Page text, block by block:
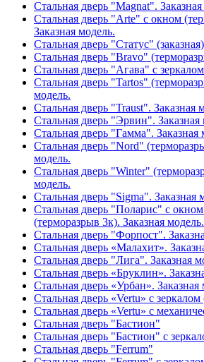
Стальная дверь "Magnat".
Стальная дверь "Arte" с окном
Заказная модель.
Стальная дверь "Статус" (заказная)
Стальная дверь "Bravo"
Стальная дверь "Агава" с
Стальная дверь "Tartos"
модель.
Стальная дверь "Traust". Заказная
Стальная дверь "Эрвин". Заказная
Стальная дверь "Гамма". Заказная
Стальная дверь "Nord"
модель.
Стальная дверь "Winter"
модель.
Стальная дверь "Sigma". Заказная
Стальная дверь "Поларис" с окном
(терморазрыв 3к). Заказная модель.
Стальная дверь "Форпост".
Стальная дверь «Малахит».
Стальная дверь "Лига". Заказная
Стальная дверь «Бруклин».
Стальная дверь «Урбан». Заказная
Стальная дверь «Vertu» с
Стальная дверь «Vertu» с
Стальная дверь "Бастион"
Стальная дверь "Бастион" с
Стальная дверь "Ferrum"